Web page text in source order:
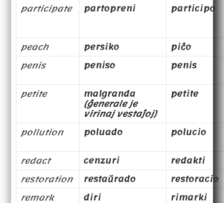
participate
partopreni participo
peach persiko
piĉo
penis
peniso
penis
petite
malgranda
(ĝenerale je
virinaj vestaĵoj)
petite
pollution poluado
polucio
redact
cenzuri
redakti
restoration
restaŭrado
restoracio
remark
diri rimarki